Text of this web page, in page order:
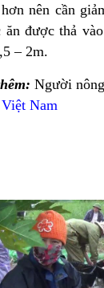
nên cần
được thả
– 2m.
Người
Nam